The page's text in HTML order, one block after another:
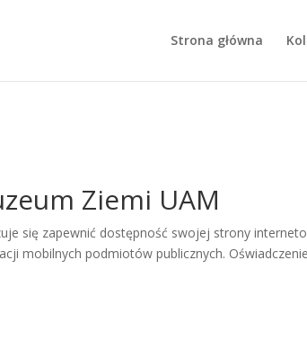
Strona główna
Ziemi UAM
się zapewnić dostępność swojej strony
mobilnych podmiotów publicznych.